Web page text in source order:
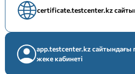
certificate.testcenter.kz
app.testcenter.kz
жеке кабинеті